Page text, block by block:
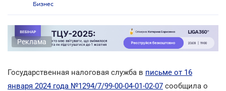
Бизнес
Реклама
Государственная налоговая служба в письме от 16
января 2024 года №1294/7/99-00-04-01-02-07 сообщила о